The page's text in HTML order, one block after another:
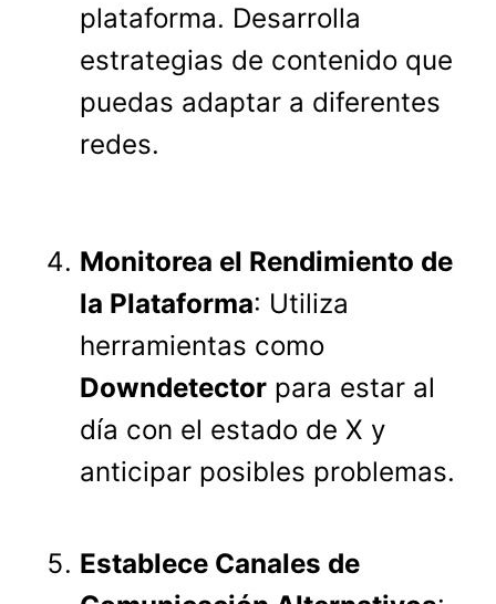
plataforma. Desarrolla
estrategias de contenido que
puedas adaptar a diferentes
redes.
Monitorea el Rendimiento de
la Plataforma: Utiliza
herramientas como
Downdetector para estar al
día con el estado de X y
anticipar posibles problemas.
Establece Canales de